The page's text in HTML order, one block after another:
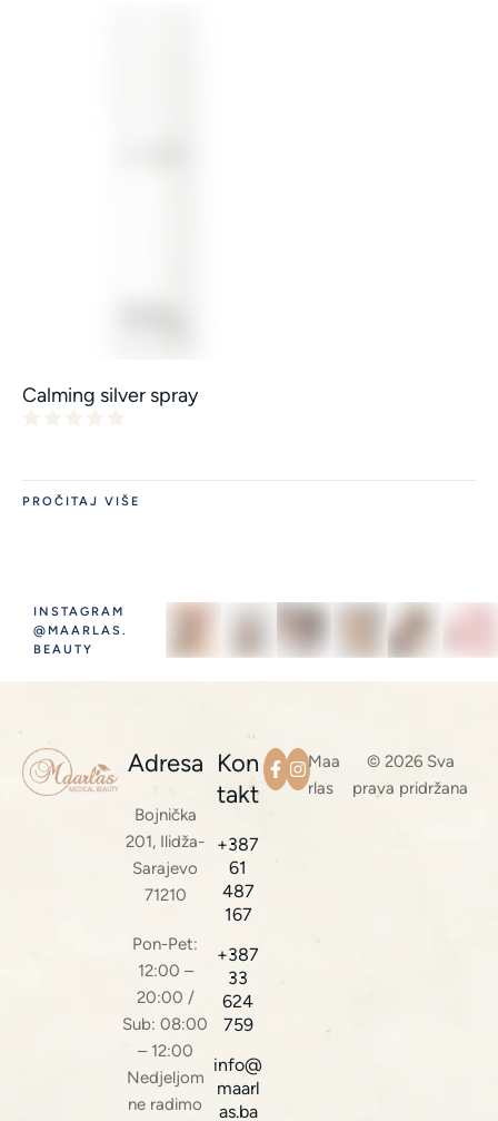
Calming silver spray
PROČITAJ VIŠE
INSTAGRAM
@MAARLAS.
BEAUTY
Adresa
Bojnička
201, Ilidža-
Sarajevo
71210
Pon-Pet:
12:00 –
20:00 /
Sub: 08:00
– 12:00
Nedjeljom
ne radimo
Kon
takt
+387
61
487
167
+387
33
624
759
info@
maarl
as.ba
Maa
rlas
© 2026 Sva
prava pridržana